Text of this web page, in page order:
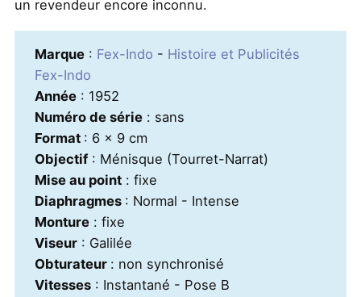
un revendeur encore inconnu.
Marque: Fex-Indo - Histoire et Publicités
Fex-Indo
Année: 1952
Numéro de série: sans
Format : 6 x 9 cm
Objectif: Ménisque (Tourret-Narrat)
Mise au point: fixe
Diaphragmes : Normal - Intense
Monture: fixe
Viseur: Galilée
Obturateur : non synchronisé
Vitesses: Instantané - Pose B